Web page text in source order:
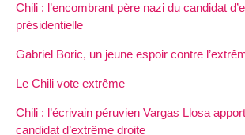
Chili : l’encombrant père nazi du candidat
présidentielle
Gabriel Boric, un jeune espoir contre
Le Chili vote extrême
Chili : l’écrivain péruvien Vargas Llosa
candidat d’extrême droite